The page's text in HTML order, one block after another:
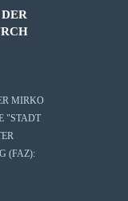
MIRKO
"STADT
(FAZ):